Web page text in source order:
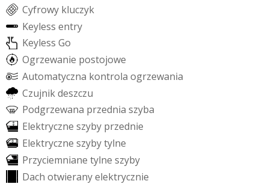
Cyfrowy kluczyk
Keyless entry
Keyless Go
Ogrzewanie postojowe
Automatyczna kontrola ogrzewania
Czujnikdeszczu
Podgrzewana przednia szyba
Elektryczne szyby przednie
Elektryczne szybytylne
Przyciemniane tylne szyby
Dach otwieranyelektrycznie